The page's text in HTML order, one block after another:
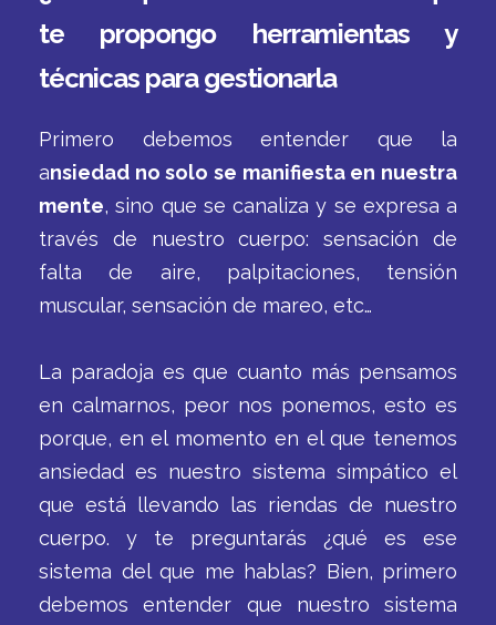
te propongo herramientas y
técnicas para gestionarla
Primero debemos entender que la
ansiedad no solo se manifiesta en nuestra
mente, sino que se canaliza y se expresa a
través de nuestro cuerpo: sensación de
falta de aire, palpitaciones, tensión
muscular, sensación de mareo, etc…
La paradoja es que cuanto más pensamos
en calmarnos, peor nos ponemos, esto es
porque, en el momento en el que tenemos
ansiedad es nuestro sistema simpático el
que está llevando las riendas de nuestro
cuerpo. y te preguntarás ¿qué es ese
sistema del que me hablas? Bien, primero
debemos entender que nuestro sistema